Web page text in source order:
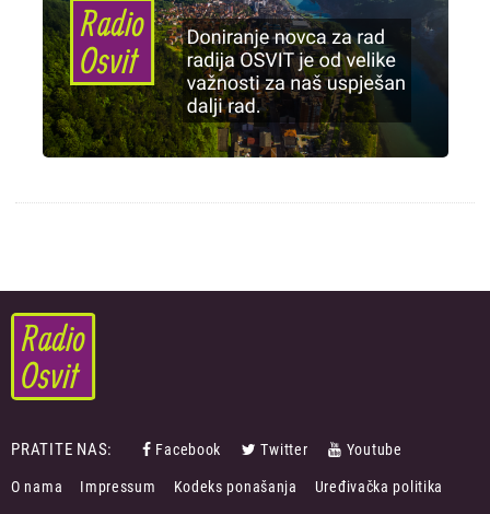
PRATITE NAS: Facebook Twitter Youtube
FOOTER
MENU
O nama Impressum Kodeks ponašanja Uređivačka politika